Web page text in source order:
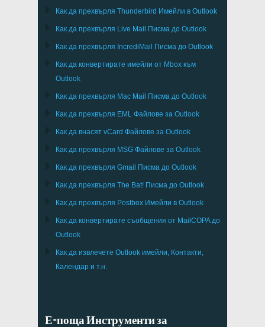
Как да прехвърля Thunderbird Имейли в Outlook
Как да прехвърля Live Mail Писма до Outlook
Как да прехвърля IncrediMail Писма до Outlook
Как да конвертирате имейли от Mbox към
Outlook
Как да прехвърля Mac Mail Писма до Outlook
Как да прехвърля EML Файлове за Outlook
Как да внасят vCard Файлове за Outlook
Как да прехвърля MSG Файлове за Outlook
Как да прехвърля Gmail Писма до Outlook
Как да прехвърля The Bat! Писма до Outlook
Как да прехвърля Postbox Имейли в Outlook
Как да конвертирате съобщения от MailCOPAдо
Outlook
Как да извлечете Outlook имейли, Контакти,
Календар и т.н.
Е-поща Инструменти за